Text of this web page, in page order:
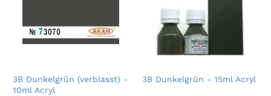
3B Dunkelgrün (verblasst) -
10ml Acryl
3B Dunkelgrün - 15ml Acryl